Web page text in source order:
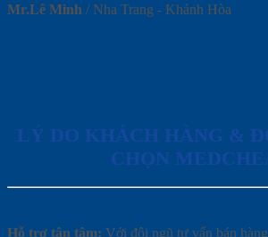
Mr.Lê Minh / Nha Trang - Khánh Hòa
LÝ DO KHÁCH HÀNG &
CHỌN
Hỗ trợ tận tâm: Với đội ngũ tư vấn bán